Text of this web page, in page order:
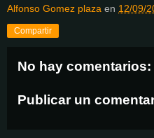
Alfonso Gomez plaza en 12/09/
Compartir
No hay comentarios:
Publicar un